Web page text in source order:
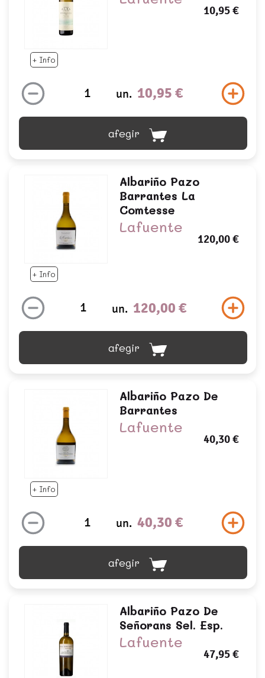
+ Info
10,95 €
un. 10,95 €
afegir
+ Info
Albariño Pazo
Barrantes La
Comtesse
Lafuente
120,00 €
un. 120,00 €
afegir
+ Info
Albariño Pazo De
Barrantes
Lafuente
40,30 €
un. 40,30 €
afegir
Albariño Pazo De
Señorans Sel. Esp.
Lafuente
47,95 €